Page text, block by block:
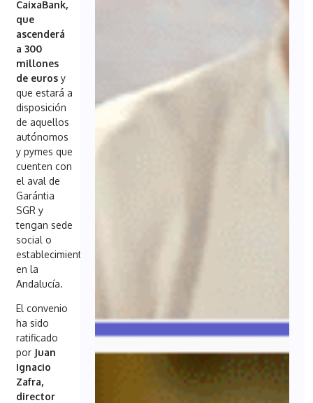
CaixaBank,
que
ascenderá
a 300
millones
de euros y
que estará a
disposición
de aquellos
autónomos
y pymes que
cuenten con
el aval de
Garántia
SGR y
tengan sede
social o
establecimiento
en la
Andalucía.
El convenio
ha sido
ratificado
por Juan
Ignacio
Zafra,
director